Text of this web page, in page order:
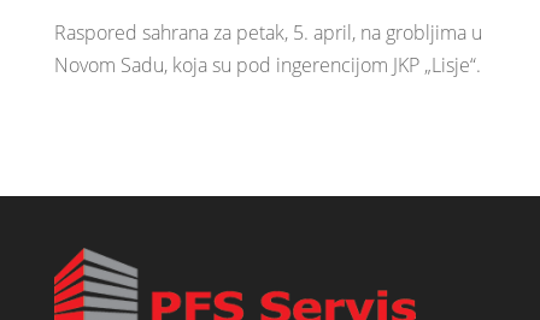
Raspored sahrana za petak, 5. april, na grobljima u
Novom Sadu, koja su pod ingerencijom JKP „Lisje“.